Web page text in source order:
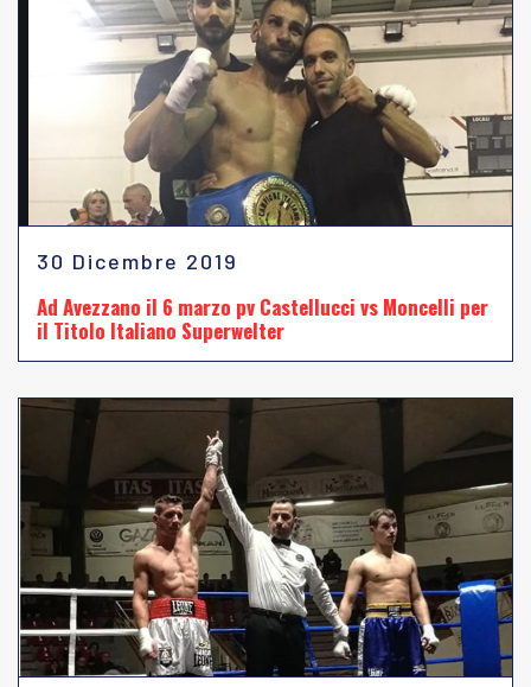
30 Dicembre 2019
Ad Avezzano il 6 marzo pv Castellucci vs Moncelli per
il Titolo Italiano Superwelter